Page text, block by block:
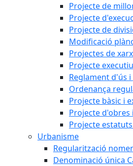
Projecte de
Projecte
Projecte de
Modificació
Projectes de
Projecte
Reglament d'ús
Ordenança
Projecte bàsic i
Projecte d'obres
Projecte estatuts
Urbanisme
Regularització
Denominació única